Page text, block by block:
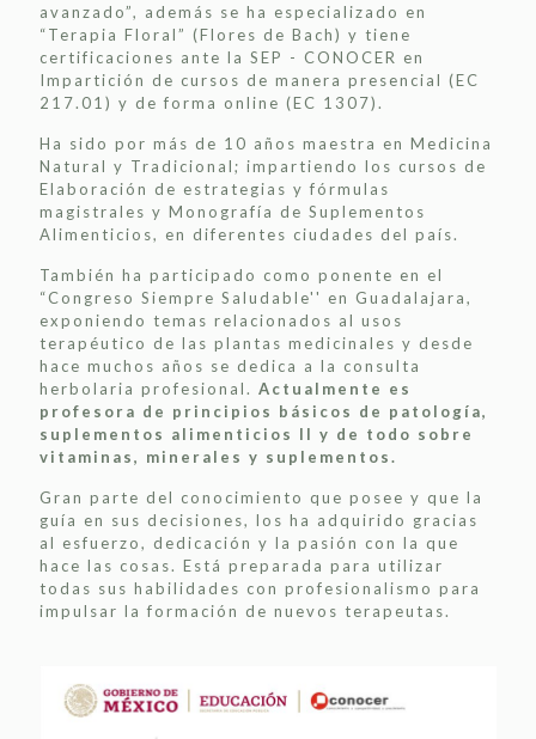
avanzado”, además se ha especializado en
“Terapia Floral” (Flores de Bach) y tiene
certificaciones ante la SEP - CONOCER en
Impartición de cursos de manera presencial (EC
217.01) y de forma online (EC 1307).
Ha sido por más de 10 años maestra en Medicina
Natural y Tradicional; impartiendo los cursos de
Elaboración de estrategias y fórmulas
magistrales y Monografía de Suplementos
Alimenticios, en diferentes ciudades del país.
También ha participado como ponente en el
“Congreso Siempre Saludable'' en Guadalajara,
exponiendo temas relacionados al usos
terapéutico de las plantas medicinales y desde
hace muchos años se dedica a la consulta
herbolaria profesional. Actualmente es
profesora de principios básicos de patología,
suplementos alimenticios II y de todo sobre
vitaminas, minerales y suplementos.
Gran parte del conocimiento que posee y que la
guía en sus decisiones, los ha adquirido gracias
al esfuerzo, dedicación y la pasión con la que
hace las cosas. Está preparada para utilizar
todas sus habilidades con profesionalismo para
impulsar la formación de nuevos terapeutas.